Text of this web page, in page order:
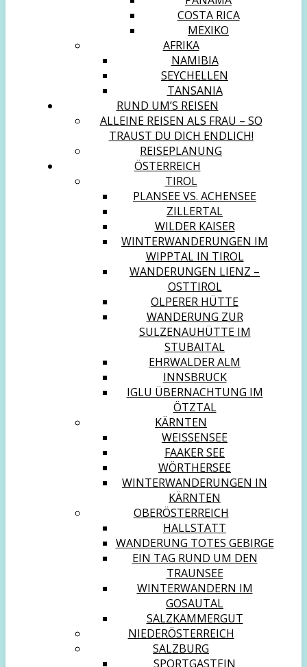
COSTA RICA
MEXIKO
AFRIKA
NAMIBIA
SEYCHELLEN
TANSANIA
RUND UM’S REISEN
ALLEINE REISEN ALS FRAU – SO
TRAUST DU DICH ENDLICH!
REISEPLANUNG
ÖSTERREICH
TIROL
PLANSEE VS. ACHENSEE
ZILLERTAL
WILDER KAISER
WINTERWANDERUNGEN IM
WIPPTAL IN TIROL
WANDERUNGEN LIENZ –
OSTTIROL
OLPERER HÜTTE
WANDERUNG ZUR
SULZENAUHÜTTE IM
STUBAITAL
EHRWALDER ALM
INNSBRUCK
IGLU ÜBERNACHTUNG IM
ÖTZTAL
KÄRNTEN
WEISSENSEE
FAAKER SEE
WÖRTHERSEE
WINTERWANDERUNGEN IN
KÄRNTEN
OBERÖSTERREICH
HALLSTATT
WANDERUNG TOTES GEBIRGE
EIN TAG RUND UM DEN
TRAUNSEE
WINTERWANDERN IM
GOSAUTAL
SALZKAMMERGUT
NIEDERÖSTERREICH
SALZBURG
SPORTGASTEIN